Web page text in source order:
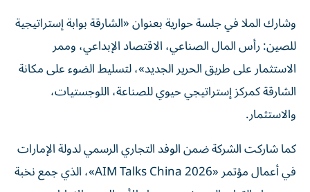
وشارك الملا في جلسة حوارية بعنوان «الشارقة بوابة إستراتيجية
للصين: رأس المال الصناعي، الاقتصاد الإبداعي، وممر
الاستثمار على طريق الحرير الجديد»، لتسليط الضوء على مكانة
الشارقة كمركز إستراتيجي حيوي للصناعة، اللوجستيات،
والاستثمار.
كما شاركت الشركة ضمن الوفد التجاري الرسمي لدولة الإمارات
في أعمال مؤتمر «AIM Talks China 2026»، الذي جمع نخبة